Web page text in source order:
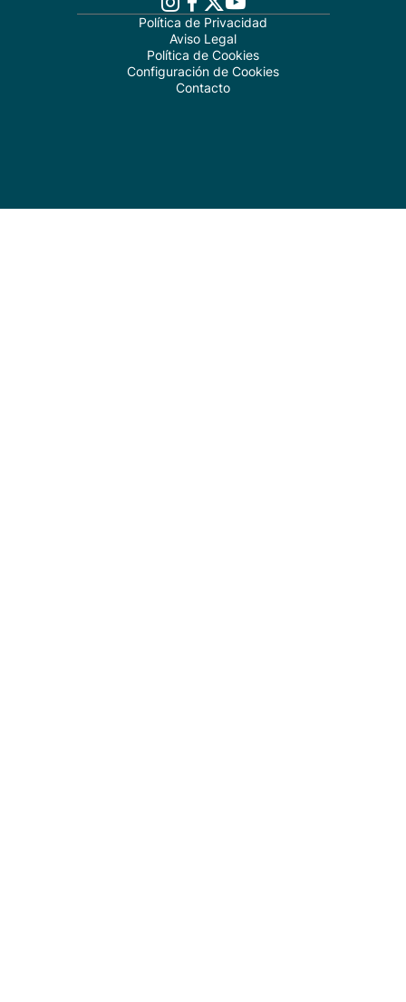
Política de Privacidad
Aviso Legal
Política de Cookies
Configuración de Cookies
Contacto